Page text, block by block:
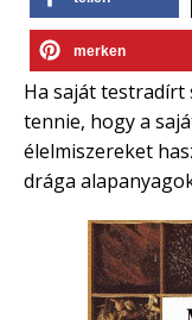
merken
Ha saját testradírt
tennie, hogy a
élelmiszereket
drága